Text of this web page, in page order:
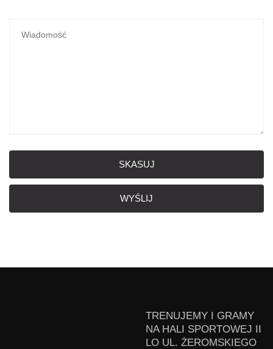
SKASUJ
WYŚLIJ
TRENUJEMY I GRAMY
NA HALI SPORTOWEJ II
LO UL. ŻEROMSKIEGO